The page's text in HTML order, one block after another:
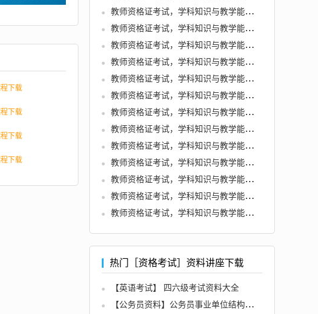
下载
下载
下载
下载
教师资格证考试，学科知识与教学能力 (初中信息技术)
教师资格证考试，学科知识与教学能力 (初中物理)
教师资格证考试，学科知识与教学能力 (初中体育与健康)
教师资格证考试，学科知识与教学能力 (初中数学)
教师资格证考试，学科知识与教学能力 (初中生物)
教师资格证考试，学科知识与教学能力 (初中美术)
教师资格证考试，学科知识与教学能力 (初中历史)
教师资格证考试，学科知识与教学能力 (初中化学)
教师资格证考试，学科知识与教学能力 (初中地理)
教师资格证考试，学科知识与教学能力 (高中语文)
教师资格证考试，学科知识与教学能力 (高中英语)
教师资格证考试，学科知识与教学能力 (高中音乐)
教师资格证考试，学科知识与教学能力 (高中信息技术)
热门［资格考试］资料讲座下载
【英语考试】 四六级考试资料大全
【公务员资料】公务员事业单位结构化面试教程资料